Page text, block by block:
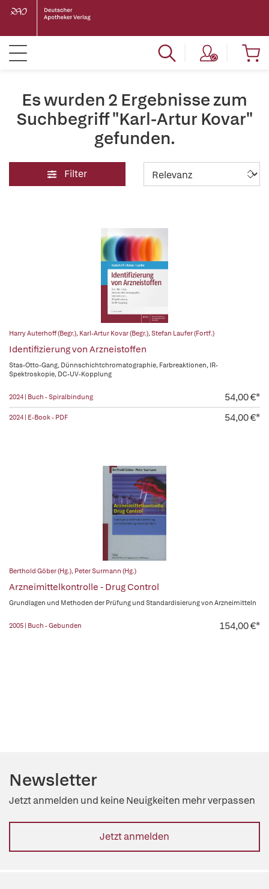
Es wurden 2 Ergebnisse zum
Suchbegriff "Karl-Artur Kovar"
gefunden.
Filter
Harry Auterhoff (Begr.), Karl-Artur Kovar (Begr.),Stefan Laufer (Fortf.)
Identifizierung von Arzneistoffen
Stas-Otto-Gang, Dünnschichtchromatographie, Farbreaktionen, IR-
Spektroskopie, DC-UV-Kopplung
2024 | Buch - Spiralbindung 54,00 €*
2024 | E-Book - PDF 54,00 €*
Berthold Göber (Hg.), Peter Surmann (Hg.)
Arzneimittelkontrolle - Drug Control
Grundlagen und Methoden der Prüfung und Standardisierung von Arzneimitteln
2005 | Buch - Gebunden 154,00 €*
Newsletter
Jetzt anmelden und keine Neuigkeiten mehr verpassen
Jetzt anmelden